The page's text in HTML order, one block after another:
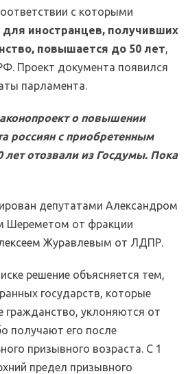
с которыми
для иностранцев, получивших
повышается до 50 лет,
Проект документа появился
парламента.
о повышении
россиян с приобретенным
лет отозвали из Госдумы. Пока
депутатами Александром
Шереметом от фракции
Журавлевым от ЛДПР.
решение объясняется тем,
государств, которые
гражданство, уклоняются от
получают его после
призывного возраста. С 1
предел призывного